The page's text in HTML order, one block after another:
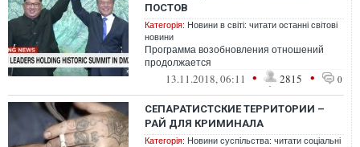
ПОСТОВ
Категорія: Новини в світі: читати останні світові
новини
Программа возобновления отношений
продолжается
13.11.2018, 06:11 • 2815 • 0
СЕПАРАТИСТСКИЕ ТЕРРИТОРИИ –
РАЙ ДЛЯ КРИМИНАЛА
Категорія: Новини суспільства: читати соціальні